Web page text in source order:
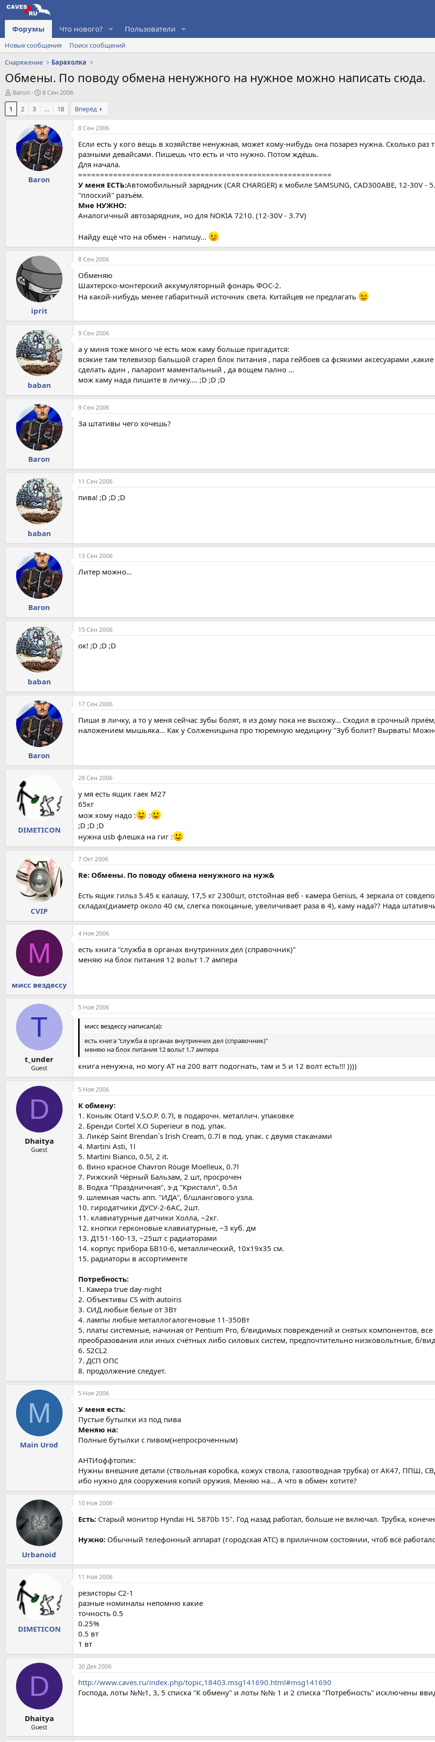
Форумы Что нового? Пользователи
Новые сообщения
Поиск сообщений
Снаряжение
Барахолка
Обмены. По поводу обмена ненужного на нужное можно написать сюда.
А
в
о
м
Baron
Д
а
н
а
ч
а
л
а
8 Сен 2006
1
2 3 … 18 Вперёд
Baron
8 Сен 2006
Если есть у кого вещь в хозяйстве ненужная, может кому-нибудь она позарез нужна. Сколько раз
разными девайсами. Пишешь что есть и что нужно. Потом ждёшь.
Для начала.
==========================================================
У меня ЕСТЬ:Автомобильный зарядник (CAR CHARGER) к мобиле SAMSUNG, CAD300ABE, 12-30V -
"плоский" разъём.
Мне НУЖНО:
Аналогичный автозарядник, но для NOKIA 7210. (12-30V - 3.7V)
Найду ещё что на обмен - напишу...
iprit
8 Сен 2006
Обменяю
Шахтерско-монтерский аккумуляторный фонарь ФОС-2.
На какой-нибудь менее габаритный источник света. Китайцев не предлагать
baban
9 Сен 2006
а у миня тоже много чё есть мож каму больше пригадится:
всякие там телевизор бальшой сгарел блок питания , пара гейбоев са фсякими аксесуарами
сделать адин , палароит маментальный , да вощем пално ...
мож каму нада пишите в личку.... ;D ;D ;D
Baron
9 Сен 2006
За штативы чего хочешь?
baban
11 Сен 2006
пива! ;D ;D ;D
Baron
13 Сен 2006
Литер можно...
baban
15 Сен 2006
ок! ;D ;D ;D
Baron
17 Сен 2006
Пиши в личку, а то у меня сейчас зубы болят, я из дому пока не выхожу... Сходил в срочный
наложением мышьяка... Как у Солженицына про тюремную медицину "Зуб болит? Вырвать!
DIMETICON
28 Сен 2006
у мя есть ящик гаек М27
65кг
мож кому надо :
:
;D ;D ;D
нужна usb флешка на гиг :
CVIP
7 Окт 2006
Re: Обмены. По поводу обмена ненужного на нуж&
Есть ящик гильз 5.45 к калашу, 17,5 кг 2300шт, отстойная веб - камера Genius, 4 зеркала от
складах(диаметр около 40 см, слегка покоцаные, увеличивает раза в 4), каму нада?? Нада
М
мисс вездессу
4 Ноя 2006
есть книга "служба в органах внутринних дел (справочник)"
меняю на блок питания 12 вольт 1.7 ампера
T
t_under
Guest
5 Ноя 2006
мисс вездессу написал(а):
есть книга "служба в органах внутринних дел (справочник)"
меняю на блок питания 12 вольт 1.7 ампера
книга ненужна, но могу АТ на 200 ватт подогнать, там и 5 и 12 волт есть!!! ))))
D
Dhaitya
Guest
5 Ноя 2006
К обмену:
1. Коньяк Otard V.S.O.P. 0.7l, в подарочн. металлич. упаковке
2. Бренди Cortel X.O Superieur в под. упак.
3. Ликёр Saint Brendan`s Irish Cream, 0.7l в под. упак. с двумя стаканами
4. Martini Asti, 1l
5. Martini Bianco, 0.5l, 2 it.
6. Вино красное Chavron Rouge Moelleux, 0.7l
7. Рижский Чёрный Бальзам, 2 шт, просрочен
8. Водка "Праздничная", з-д "Кристалл", 0.5л
9. шлемная часть апп. "ИДА", б/шлангового узла.
10. гиродатчики ДУСУ-2-6АС, 2шт.
11. клавиатурные датчики Холла, ~2кг.
12. кнопки герконовые клавиатурные, ~3 куб. дм
13. Д151-160-13, ~25шт с радиаторами
14. корпус прибора БВ10-6, металлический, 10х19х35 см.
15. радиаторы в ассортименте
Потребность:
1. Камера true day-night
2. Объективы CS with autoiris
3. СИД любые белые от 3Вт
4. лампы любые металлогалогеновые 11-350Вт
5. платы системные, начиная от Pentium Pro, б/видимых повреждений и снятых компонентов,
преобразования или иных счётных либо силовых систем, предпочтительно низковольтные, б/
6. S2CL2
7. ДСП ОПС
8. продолжение следует.
M
Main Urod
5 Ноя 2006
У меня есть:
Пустые бутылки из под пива
Меняю на:
Полные бутылки с пивом(непросроченным)
АНТИоффтопик:
Нужны внешние детали (ствольная коробка, кожух ствола, газоотводная трубка) от АК47, ППШ,
ибо нужно для сооружения копий оружия. Меняю на... А что в обмен хотите?
Urbanoid
10 Ноя 2006
Есть: Старый монитор Hyndai HL 5870b 15". Год назад работал, больше не включал. Трубка,
Нужно: Обычный телефонный аппарат (городская АТС) в приличном состоянии, чтоб всё
DIMETICON
11 Ноя 2006
резисторы С2-1
разные номиналы непомню какие
точность 0.5
0.25%
0.5 вт
1 вт
D
Dhaitya
Guest
30 Дек 2006
http://www.caves.ru/index.php/topic,18403.msg141690.html#msg141690
Господа, лоты №№1, 3, 5 списка "К обмену" и лоты №№ 1 и 2 списка "Потребность" исключены